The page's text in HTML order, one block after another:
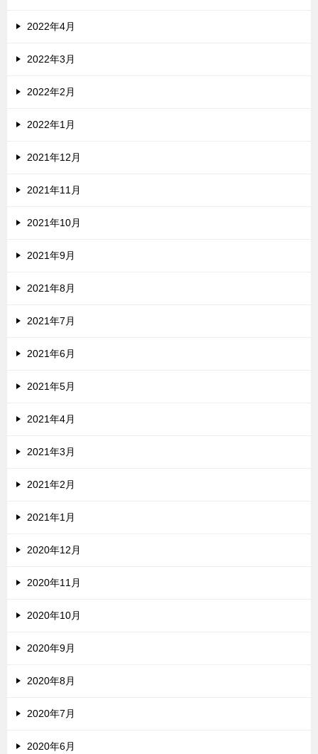
2022年4月
2022年3月
2022年2月
2022年1月
2021年12月
2021年11月
2021年10月
2021年9月
2021年8月
2021年7月
2021年6月
2021年5月
2021年4月
2021年3月
2021年2月
2021年1月
2020年12月
2020年11月
2020年10月
2020年9月
2020年8月
2020年7月
2020年6月